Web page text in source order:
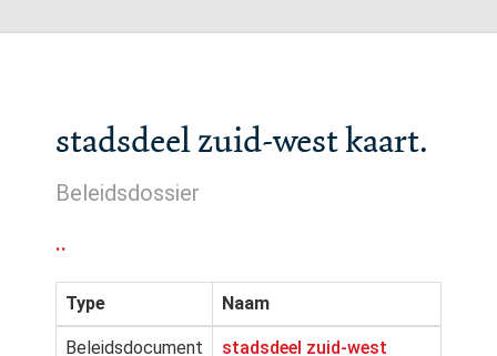
stadsdeel zuid-west kaart.
Beleidsdossier
..
Type Naam
Beleidsdocument
stadsdeel zuid-west